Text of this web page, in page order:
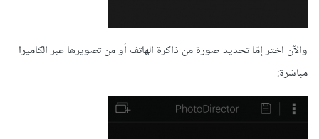
والآن اختر إمّا تحديد صورة من ذاكرة الهاتف أو من تصويرها عبر الكاميرا
مباشرة: